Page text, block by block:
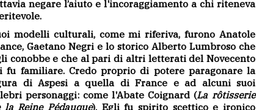
negare l’aiuto e l'incoraggiamento a chi riteneva
modelli culturali, come mi riferiva, furono Anatole
Gaetano Negri e lo storico Alberto Lumbroso che
conobbe e che al pari di altri letterati del Novecento
fu familiare. Credo proprio di potere paragonare la
di Aspesi a quella di France e ad alcuni suoi
personaggi: come l'Abate Coignard (La rôtisserie
la Reine Pédauque), Egli fu spirito scettico e ironico